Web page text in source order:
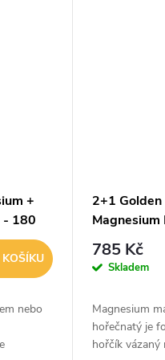
+
- 180
nebo
2+1
Magnesium
785 Kč
Skladem
Magnesium
hořečnatý je
hořčík vázaný